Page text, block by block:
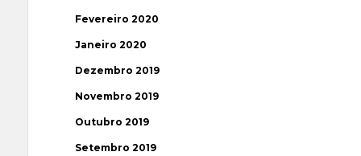
Fevereiro 2020
Janeiro 2020
Dezembro 2019
Novembro 2019
Outubro 2019
Setembro 2019